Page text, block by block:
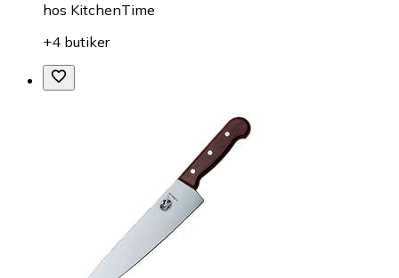
hos KitchenTime
+4 butiker